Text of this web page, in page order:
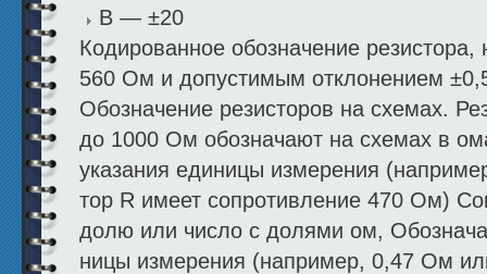
В — ±20
Кодированное обозначение
560 Ом и допустимым откло­нением
Обозначение резисторов на схемах.
до 1000 Ом обозначают на схемах в
указания единицы измерения
тор R имеет сопротивление 470 Ом)
долю или число с долями ом,
ницы измерения (например, 0,47 Ом